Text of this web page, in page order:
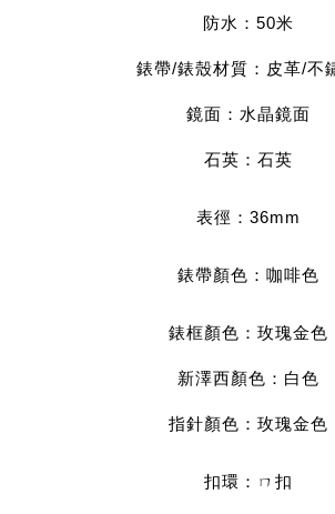
防水：50米
錶帶/錶殼材質：皮革/不
鏡面：水晶鏡面
石英：石英
表徑：36mm
錶帶顏色：咖啡色
錶框顏色：玫瑰金色
新澤西顏色：白色
指針顏色：玫瑰金色
扣環：ㄇ扣